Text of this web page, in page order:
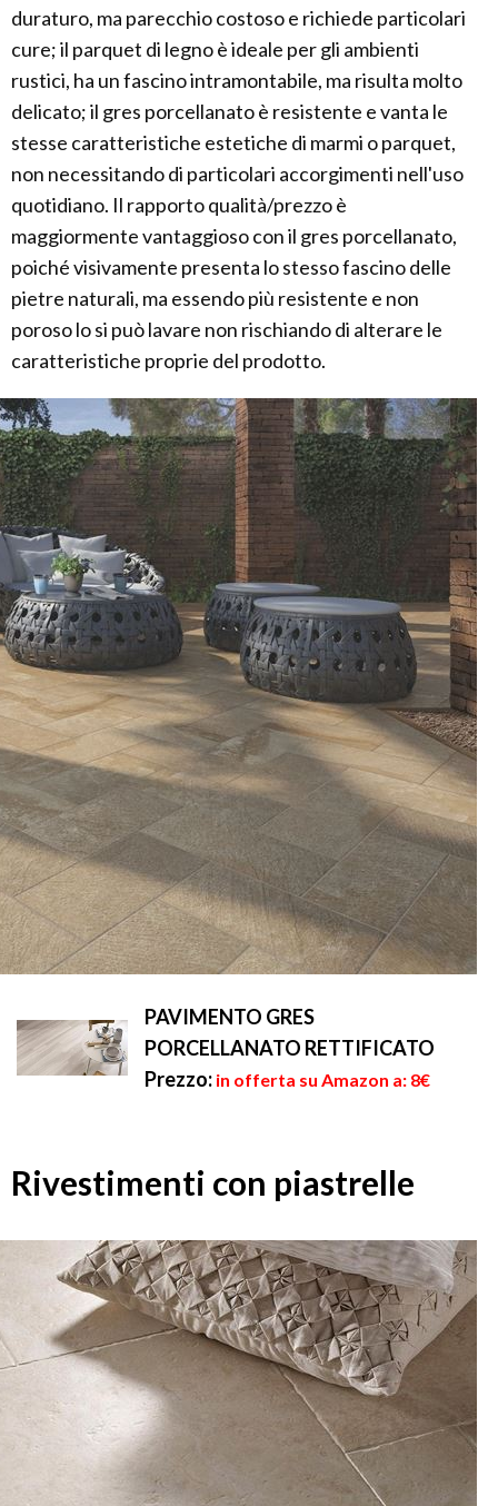
duraturo, ma parecchio costoso e richiede particolari
cure; il parquet di legno è ideale per gli ambienti
rustici, ha un fascino intramontabile, ma risulta molto
delicato; il gres porcellanato è resistente e vanta le
stesse caratteristiche estetiche di marmi o parquet,
non necessitando di particolari accorgimenti nell'uso
quotidiano. Il rapporto qualità/prezzo è
maggiormente vantaggioso con il gres porcellanato,
poiché visivamente presenta lo stesso fascino delle
pietre naturali, ma essendo più resistente e non
poroso lo si può lavare non rischiando di alterare le
caratteristiche proprie del prodotto.
PAVIMENTO GRES
PORCELLANATO RETTIFICATO
Prezzo: in offerta su Amazon a: 8€
Rivestimenti con piastrelle